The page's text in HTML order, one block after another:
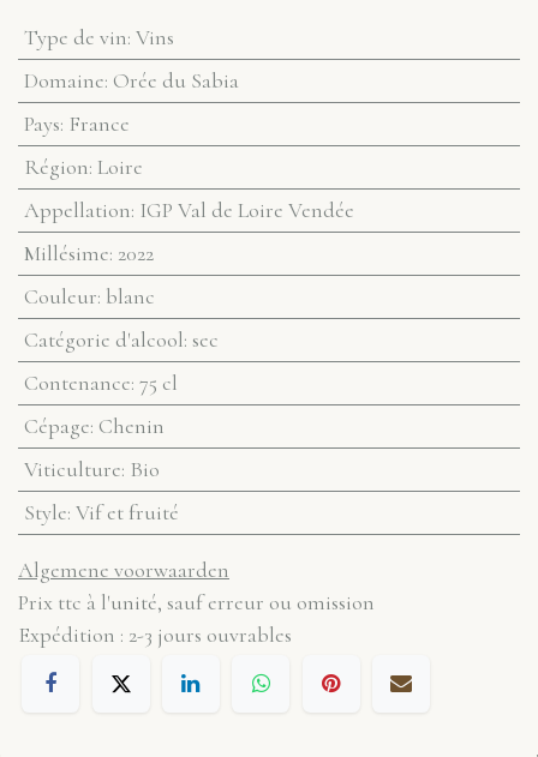
Type de vin: Vins
Domaine: Orée du Sabia
Pays: France
Région: Loire
Appellation: IGP Val de Loire Vendée
Millésime: 2022
Couleur: blanc
Catégorie d'alcool: sec
Contenance: 75 cl
Cépage: Chenin
Viticulture: Bio
Style: Vif et fruité
Algemene voorwaarden
Prix ttc à l'unité, sauf erreur ou omission
Expédition : 2-3 jours ouvrables